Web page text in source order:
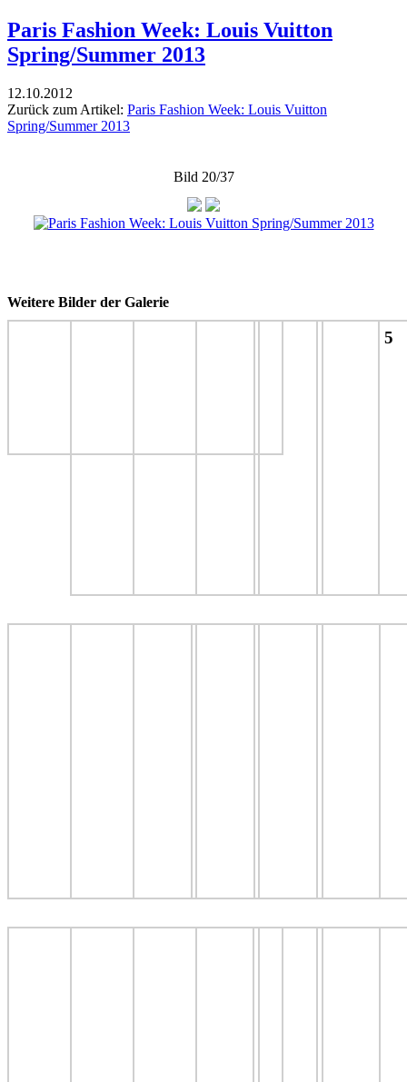
Paris Fashion Week: Louis Vuitton
Spring/Summer 2013
12.10.2012
Zurück zum Artikel: Paris Fashion Week: Louis Vuitton
Spring/Summer 2013
Bild 20/37
Weitere Bilder der Galerie
5